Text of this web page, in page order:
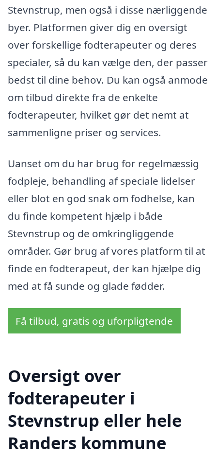
Stevnstrup, men også i disse nærliggende
byer. Platformen giver dig en oversigt
over forskellige fodterapeuter og deres
specialer, så du kan vælge den, der passer
bedst til dine behov. Du kan også anmode
om tilbud direkte fra de enkelte
fodterapeuter, hvilket gør det nemt at
sammenligne priser og services.
Uanset om du har brug for regelmæssig
fodpleje, behandling af speciale lidelser
eller blot en god snak om fodhelse, kan
du finde kompetent hjælp i både
Stevnstrup og de omkringliggende
områder. Gør brug af vores platform til at
finde en fodterapeut, der kan hjælpe dig
med at få sunde og glade fødder.
Få tilbud, gratis og uforpligtende
Oversigt over
fodterapeuter i
Stevnstrup eller hele
Randers kommune